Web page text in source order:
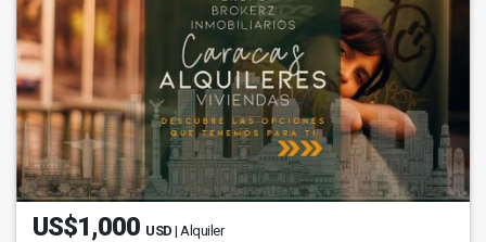
US$1,000 USD | Alquiler